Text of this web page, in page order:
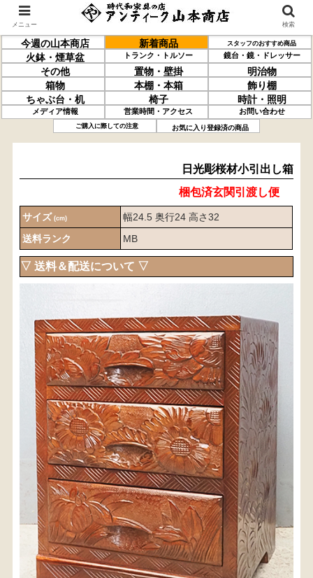
今週の山本商店 新着商品 スタッフのおすすめ商品
火鉢・煙草盆 トランク・トルソー 鏡台・鏡・ドレッサー
その他 置物・壁掛
明治物
箱物
本棚・本箱
飾り棚
ちゃぶ台・机
椅子 時計・照明
メディア情報 営業時間・アクセス お問い合わせ
ご購入に際しての注意 お気に入り登録済の商品
日光彫桜材 小引出し箱
日光彫桜材小引出し箱
梱包済玄関引渡し便
サイズ (cm)
幅24.5 奥行24 高さ32
送料ランク
MB
▽ 送料＆配送について ▽
〈送料について〉
・商品代金に送料は含まれておりません。
・送料は、商品のサイズ・発送先地域によって異なり
ます。
・ご購入手続きを進める途中で「宅急便」を選択いた
だくと、自動的に送料が加算されます。
・配送についての詳細は、こちら→
【送料を確認する】
お届け先、送料ランクを選択する事で送料が表
示されます。
お届け先
送料ランク
メニュー 検索